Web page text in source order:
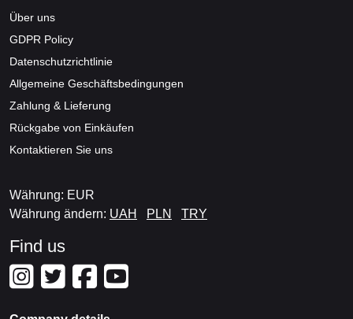
Über uns
GDPR Policy
Datenschutzrichtlinie
Allgemeine Geschäftsbedingungen
Zahlung & Lieferung
Rückgabe von Einkäufen
Kontaktieren Sie uns
Währung: EUR
Währung ändern: UAH PLN TRY
Find us